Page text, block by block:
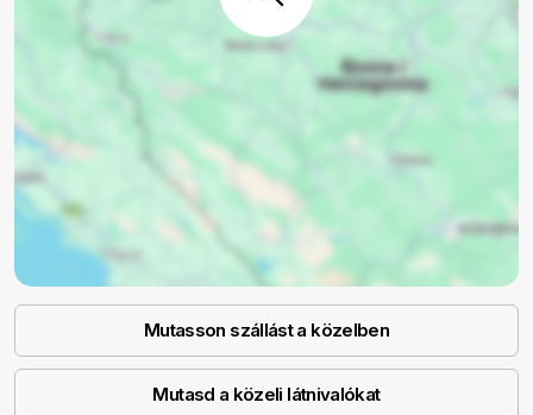
Mutasson szállást a közelben
Mutasd a közeli látnivalókat